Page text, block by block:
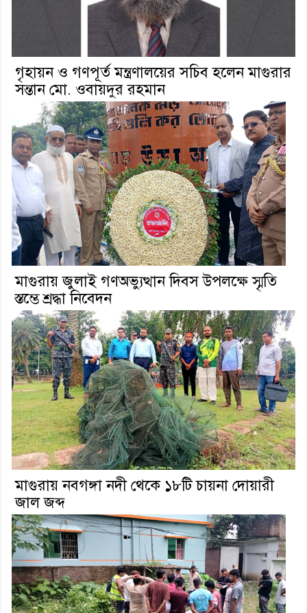
গৃহায়ন ও গণপূর্ত মন্ত্রণালয়ের সচিব হলেন মাগুরার
সন্তান মো. ওবায়দুর রহমান
মাগুরায় জুলাই গণঅভ্যুত্থান দিবস উপলক্ষে স্মৃতি
স্তম্ভে শ্রদ্ধা নিবেদন
মাগুরায় নবগঙ্গা নদী থেকে ১৮টি চায়না দোয়ারী
জাল জব্দ